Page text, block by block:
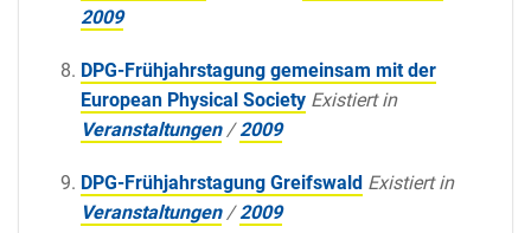
2009
DPG-Frühjahrstagung gemeinsam mit der
European Physical Society Existiert in
Veranstaltungen /2009
DPG-Frühjahrstagung Greifswald Existiert in
Veranstaltungen /2009